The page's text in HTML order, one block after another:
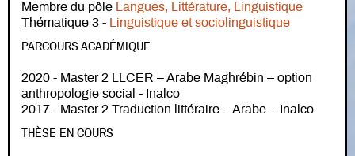
Membre du pôle
Langues, Littérature, Linguistique
Thématique 3 -
Linguistique et sociolinguistique
PARCOURS ACADÉMIQUE
2020 - Master 2 LLCER – Arabe Maghrébin – option
anthropologie social - Inalco
2017 - Master 2 Traduction littéraire – Arabe – Inalco
THÈSE EN COURS